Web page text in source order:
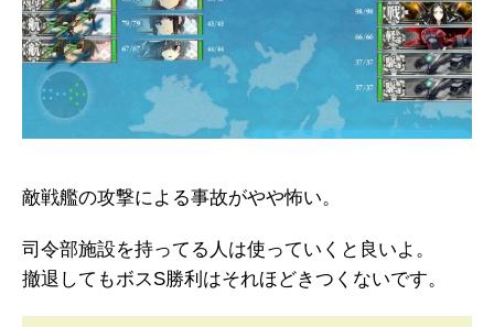
敵戦艦の攻撃による事故がやや怖い。
司令部施設を持ってる人は使っていくと良いよ。
撤退してもボスS勝利はそれほどきつくないです。